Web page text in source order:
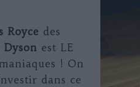
Royce des
Dyson est LE
! On
dans ce